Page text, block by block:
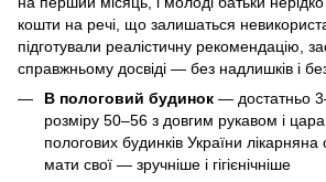
кошти на речі, що залишаться
підготували реалістичну рекомендацію,
справжньому досвіді — без надлишків і
В пологовий будинок — достатньо
розміру 50–56 з довгим рукавом і
пологових будинків України
мати свої — зручніше і гігієнічніше